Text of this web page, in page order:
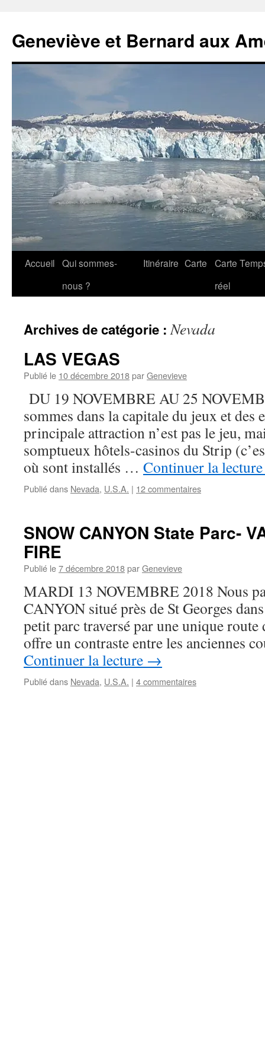
Geneviève et Bernard aux
Aller
Accueil Qui sommes-
nous ?
Itinéraire Carte
Carte
réel
Archives de catégorie :Nevada
LAS VEGAS
Publié le 10 décembre 2018parGenevieve
DU 19 NOVEMBRE AU 25
sommes dans la capitale du jeux et des
principale attraction n’est pas le jeu,
somptueux hôtels-casinos du Strip
où sont installés … Continuer la
Publié dans Nevada, U.S.A. | 12 commentaires
SNOW CANYON State Parc-
FIRE
Publié le7 décembre 2018parGenevieve
MARDI 13 NOVEMBRE 2018 Nous
CANYON situé près de St Georges
petit parc traversé par une unique
offre un contraste entre les anciennes
Continuer la lecture →
Publié dans Nevada, U.S.A. | 4 commentaires